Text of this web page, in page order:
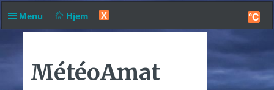
Menu Hjem X °C